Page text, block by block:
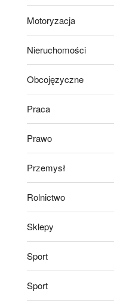
Motoryzacja
Nieruchomości
Obcojęzyczne
Praca
Prawo
Przemysł
Rolnictwo
Sklepy
Sport
Sport